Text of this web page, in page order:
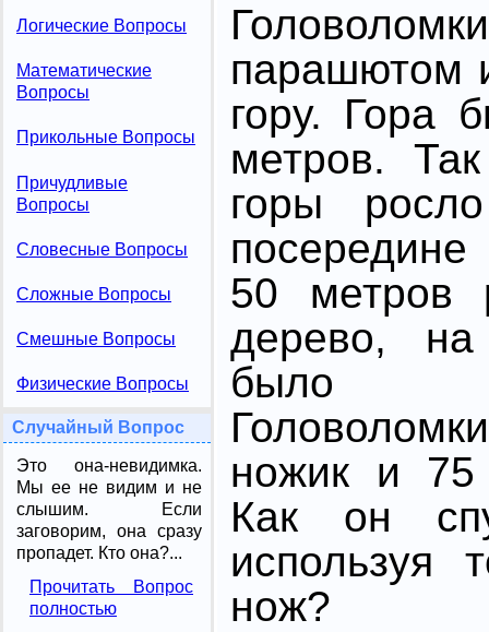
Логические Вопросы
Математические
Вопросы
Прикольные Вопросы
Причудливые
Вопросы
Словесные Вопросы
Сложные Вопросы
Смешные Вопросы
Физические Вопросы
Случайный Вопрос
Это она-невидимка.
Мы ее не видим и не
слышим. Если
заговорим, она сразу
пропадет. Кто она?...
Прочитать Вопрос
полностью
парашютом
гору. Гоpа
метpов.
гоpы
50 метpов
дерево,
было
ножик и 75
Как он
используя
нож?